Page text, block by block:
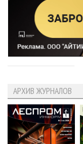
АРХИВ ЖУРНАЛОВ